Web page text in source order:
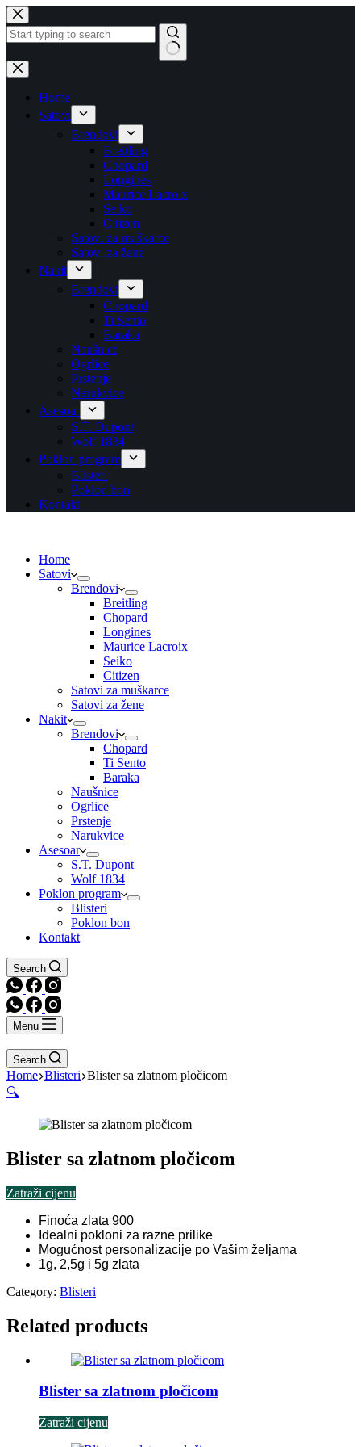
Skip
to
content
No
results
Home
Satovi
Brendovi
Breitling
Chopard
Longines
Maurice Lacroix
Seiko
Citizen
Satovi za muškarce
Satovi za žene
Nakit
Brendovi
Chopard
Ti Sento
Baraka
Naušnice
Ogrlice
Prstenje
Narukvice
Asesoar
S.T. Dupont
Wolf 1834
Poklon program
Blisteri
Poklon bon
Kontakt
Home
Satovi
Brendovi
Breitling
Chopard
Longines
Maurice Lacroix
Seiko
Citizen
Satovi za muškarce
Satovi za žene
Nakit
Brendovi
Chopard
Ti Sento
Baraka
Naušnice
Ogrlice
Prstenje
Narukvice
Asesoar
S.T. Dupont
Wolf 1834
Poklon program
Blisteri
Poklon bon
Kontakt
Search
Menu
Search
Home Blisteri Blister sa zlatnom pločicom
🔍
Blister sa zlatnom pločicom
Zatraži cijenu
Finoća zlata 900
Idealni pokloni za razne prilike
Mogućnost personalizacije po Vašim željama
1g, 2,5g i 5g zlata
Category: Blisteri
Related products
Blister sa zlatnom pločicom
Zatraži cijenu